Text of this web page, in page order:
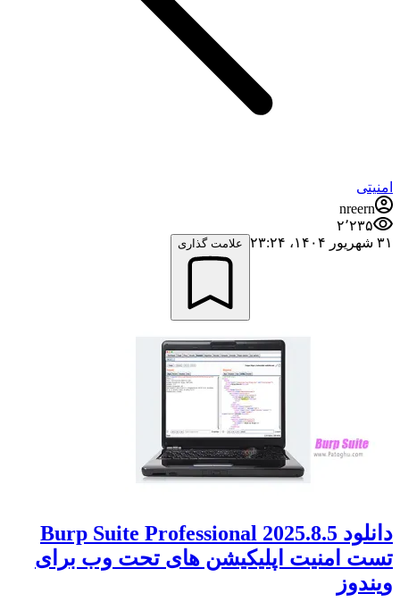
امنیتی
nreern
۲٬۲۳۵
۳۱ شهریور ۱۴۰۴،‏ ۲۳:۲۴
علامت گذاری
دانلود Burp Suite Professional 2025.8.5
تست امنیت اپلیکیشن های تحت وب برای
ویندوز